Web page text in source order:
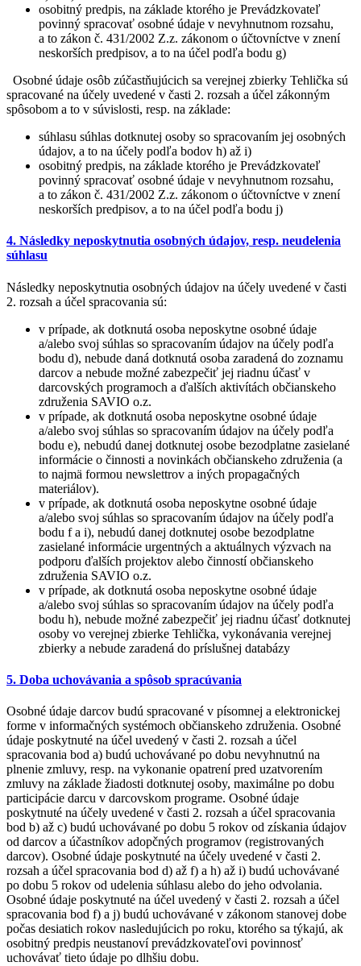
osobitný predpis, na základe ktorého je Prevádzkovateľ
povinný spracovať osobné údaje v nevyhnutnom rozsahu,
a to zákon č. 431/2002 Z.z. zákonom o účtovníctve v znení
neskorších predpisov, a to na účel podľa bodu g)
Osobné údaje osôb zúčastňujúcich sa verejnej zbierky Tehlička sú
spracované na účely uvedené v časti 2. rozsah a účel zákonným
spôsobom a to v súvislosti, resp. na základe:
súhlasu súhlas dotknutej osoby so spracovaním jej osobných
údajov, a to na účely podľa bodov h) až i)
osobitný predpis, na základe ktorého je Prevádzkovateľ
povinný spracovať osobné údaje v nevyhnutnom rozsahu,
a to zákon č. 431/2002 Z.z. zákonom o účtovníctve v znení
neskorších predpisov, a to na účel podľa bodu j)
4. Následky neposkytnutia osobných údajov, resp. neudelenia
súhlasu
Následky neposkytnutia osobných údajov na účely uvedené v časti
2. rozsah a účel spracovania sú:
v prípade, ak dotknutá osoba neposkytne osobné údaje
a/alebo svoj súhlas so spracovaním údajov na účely podľa
bodu d), nebude daná dotknutá osoba zaradená do zoznamu
darcov a nebude možné zabezpečiť jej riadnu účasť v
darcovských programoch a ďalších aktivítách občianskeho
združenia SAVIO o.z.
v prípade, ak dotknutá osoba neposkytne osobné údaje
a/alebo svoj súhlas so spracovaním údajov na účely podľa
bodu e), nebudú danej dotknutej osobe bezodplatne zasielané
informácie o činnosti a novinkách občianskeho združenia (a
to najmä formou newslettrov a iných propagačných
materiálov).
v prípade, ak dotknutá osoba neposkytne osobné údaje
a/alebo svoj súhlas so spracovaním údajov na účely podľa
bodu f a i), nebudú danej dotknutej osobe bezodplatne
zasielané informácie urgentných a aktuálnych výzvach na
podporu ďalších projektov alebo činností občianskeho
združenia SAVIO o.z.
v prípade, ak dotknutá osoba neposkytne osobné údaje
a/alebo svoj súhlas so spracovaním údajov na účely podľa
bodu h), nebude možné zabezpečiť jej riadnu účasť dotknutej
osoby vo verejnej zbierke Tehlička, vykonávania verejnej
zbierky a nebude zaradená do príslušnej databázy
5. Doba uchovávania a spôsob spracúvania
Osobné údaje darcov budú spracované v písomnej a elektronickej
forme v informačných systémoch občianskeho združenia. Osobné
údaje poskytnuté na účel uvedený v časti 2. rozsah a účel
spracovania bod a) budú uchovávané po dobu nevyhnutnú na
plnenie zmluvy, resp. na vykonanie opatrení pred uzatvorením
zmluvy na základe žiadosti dotknutej osoby, maximálne po dobu
participácie darcu v darcovskom programe. Osobné údaje
poskytnuté na účely uvedené v časti 2. rozsah a účel spracovania
bod b) až c) budú uchovávané po dobu 5 rokov od získania údajov
od darcov a účastníkov adopčných programov (registrovaných
darcov). Osobné údaje poskytnuté na účely uvedené v časti 2.
rozsah a účel spracovania bod d) až f) a h) až i) budú uchovávané
po dobu 5 rokov od udelenia súhlasu alebo do jeho odvolania.
Osobné údaje poskytnuté na účel uvedený v časti 2. rozsah a účel
spracovania bod f) a j) budú uchovávané v zákonom stanovej dobe
počas desiatich rokov nasledujúcich po roku, ktorého sa týkajú, ak
osobitný predpis neustanoví prevádzkovateľovi povinnosť
uchovávať tieto údaje po dlhšiu dobu.